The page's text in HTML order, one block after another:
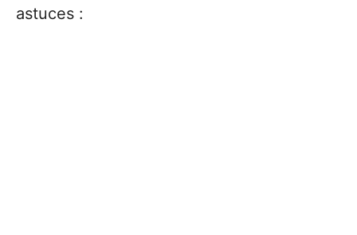
astuces :